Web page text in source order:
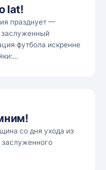
lat!
празднует —
футбола искренне
со дня ухода из